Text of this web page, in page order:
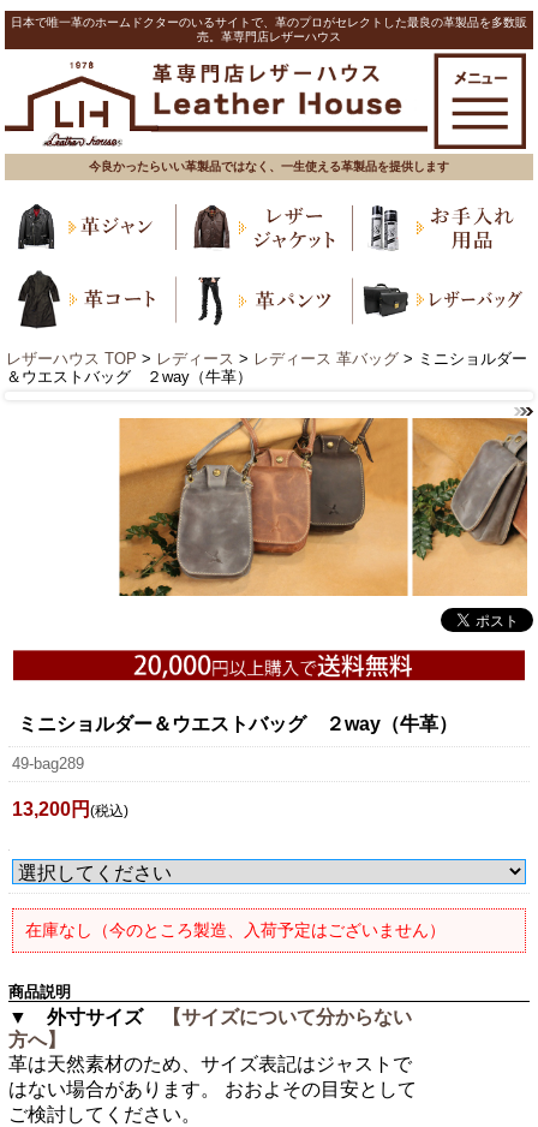
日本で唯一革のホームドクターのいるサイトで、革のプロがセレクトした最良の革製品を多数販
売。革専門店レザーハウス
今良かったらいい革製品ではなく、一生使える革製品を提供します
レザーハウス TOP > レディース > レディース 革バッグ > ミニショルダー
＆ウエストバッグ ２way（牛革）
ミニショルダー＆ウエストバッグ ２way（牛革）
49-bag289
13,200円 (税込)
在庫なし（今のところ製造、入荷予定はございません）
商品説明
▼ 外寸サイズ
【サイズについて分からない
方へ】
革は天然素材のため、サイズ表記はジャストで
はない場合があります。 おおよその目安として
ご検討してください。